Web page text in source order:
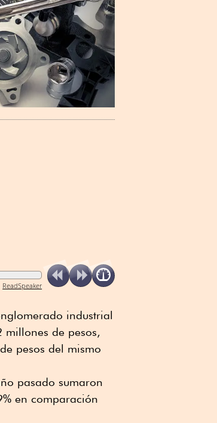
ReadSpeaker
industrial
de pesos,
pesos del mismo
pasado sumaron
en comparación